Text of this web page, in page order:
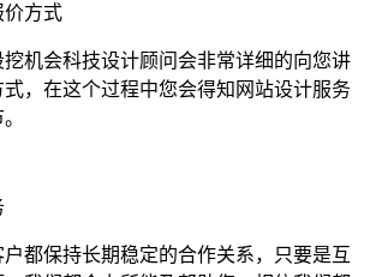
价方式
机会科技设计顾问会非常详细的向您讲
，在这个过程中您会得知网站设计服务
都保持长期稳定的合作关系，只要是互